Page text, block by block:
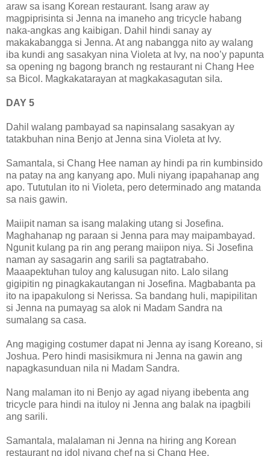
araw sa isang Korean restaurant. Isang araw ay
magpiprisinta si Jenna na imaneho ang tricycle habang
naka-angkas ang kaibigan. Dahil hindi sanay ay
makakabangga si Jenna. At ang nabangga nito ay walang
iba kundi ang sasakyan nina Violeta at Ivy, na noo’y papunta
sa opening ng bagong branch ng restaurant ni Chang Hee
sa Bicol. Magkakatarayan at magkakasagutan sila.
DAY 5
Dahil walang pambayad sa napinsalang sasakyan ay
tatakbuhan nina Benjo at Jenna sina Violeta at Ivy.
Samantala, si Chang Hee naman ay hindi pa rin kumbinsido
na patay na ang kanyang apo. Muli niyang ipapahanap ang
apo. Tututulan ito ni Violeta, pero determinado ang matanda
sa nais gawin.
Maiipit naman sa isang malaking utang si Josefina.
Maghahanap ng paraan si Jenna para may maipambayad.
Ngunit kulang pa rin ang perang maiipon niya. Si Josefina
naman ay sasagarin ang sarili sa pagtatrabaho.
Maaapektuhan tuloy ang kalusugan nito. Lalo silang
gigipitin ng pinagkakautangan ni Josefina. Magbabanta pa
ito na ipapakulong si Nerissa. Sa bandang huli, mapipilitan
si Jenna na pumayag sa alok ni Madam Sandra na
sumalang sa casa.
Ang magiging costumer dapat ni Jenna ay isang Koreano, si
Joshua. Pero hindi masisikmura ni Jenna na gawin ang
napagkasunduan nila ni Madam Sandra.
Nang malaman ito ni Benjo ay agad niyang ibebenta ang
tricycle para hindi na ituloy ni Jenna ang balak na ipagbili
ang sarili.
Samantala, malalaman ni Jenna na hiring ang Korean
restaurant ng idol niyang chef na si Chang Hee.